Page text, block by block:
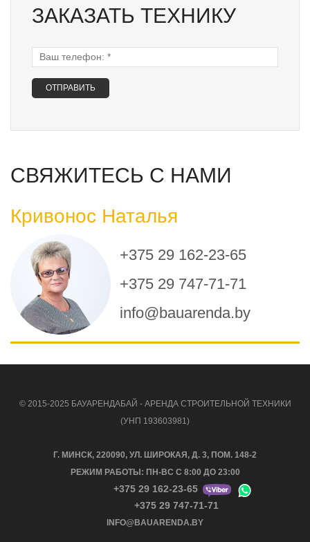
ЗАКАЗАТЬ ТЕХНИКУ
Ваш телефон:
СВЯЖИТЕСЬ С НАМИ
Кривонос Наталья
+375 29 162-23-65
+375 29 747-71-71
info@bauarenda.by
© 2015-2025 БАУАРЕНДАБАЙ - АРЕНДА СТРОИТЕЛЬНОЙ ТЕХНИКИ
(УНП 193603981)
Г. МИНСК, 220090, УЛ. ШИРОКАЯ, Д. 3, ПОМ. 148-2
РЕЖИМ РАБОТЫ: ПН-ВС С 8:00 ДО 23:00
+375 29 162-23-65
+375 29 747-71-71
INFO@BAUARENDA.BY